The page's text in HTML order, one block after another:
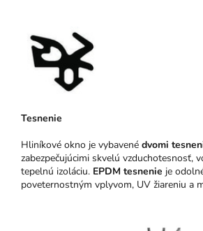
Tesnenie
Hliníkové okno je vybavené dvomi
zabezpečujúcimi skvelú vzduchotesnosť,
tepelnú izoláciu. EPDM tesnenie je
poveternostným vplyvom, UV žiareniu a